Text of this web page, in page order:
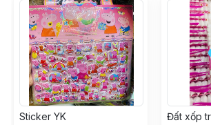
Sticker YK Đất xốp